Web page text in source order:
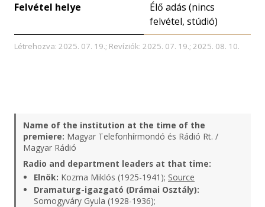
Felvétel helye
Élő adás (nincs
felvétel, stúdió)
Létrehozva: 2025. 07. 19.; Revíziók: 2025. 07. 19.; 2025. 08. 10.
Name of the institution at the time of the
premiere: Magyar Telefonhírmondó és Rádió Rt. /
Magyar Rádió
Radio and department leaders at that time:
Elnök: Kozma Miklós (1925-1941); Source
Dramaturg-igazgató (Drámai Osztály):
Somogyváry Gyula (1928-1936);